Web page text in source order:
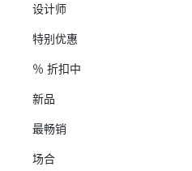
设计师
特别优惠
％ 折扣中
新品
最畅销
场合